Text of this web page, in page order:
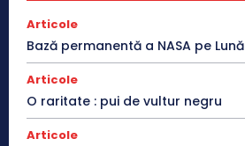
Articole
Bază permanentă a NASA pe Lună
Articole
O raritate : pui de vultur negru
Articole